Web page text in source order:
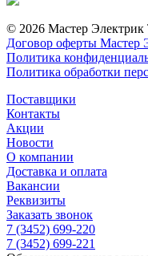
© 2026 Мастер
Договор оферты Мастер
Политика
Политика обработки
Поставщики
Контакты
Акции
Новости
О компании
Доставка и оплата
Вакансии
Реквизиты
Заказать звонок
7 (3452) 699-220
7 (3452) 699-221